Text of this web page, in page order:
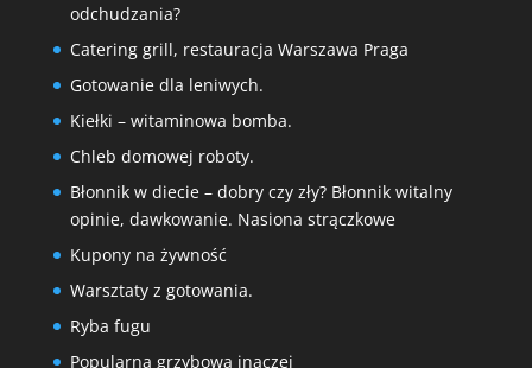
odchudzania?
Catering grill, restauracja Warszawa Praga
Gotowanie dla leniwych.
Kiełki – witaminowa bomba.
Chleb domowej roboty.
Błonnik w diecie – dobry czy zły? Błonnik witalny
opinie, dawkowanie. Nasiona strączkowe
Kupony na żywność
Warsztaty z gotowania.
Ryba fugu
Popularna grzybowa inaczej